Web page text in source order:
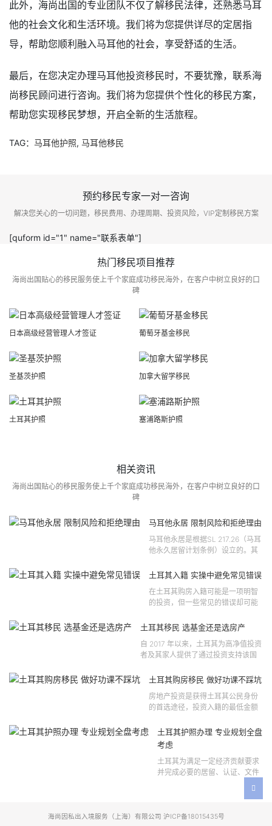
此外，海尚出国的专业团队不仅了解移民法律，还熟悉马耳
他的社会文化和生活环境。我们将为您提供详尽的定居指
导，帮助您顺利融入马耳他的社会，享受舒适的生活。
最后，在您决定办理马耳他投资移民时，不要犹豫，联系海
尚移民顾问进行咨询。我们将为您提供个性化的移民方案，
帮助您实现移民梦想，开启全新的生活旅程。
TAG： 马耳他护照, 马耳他移民
预约移民专家一对一咨询
解决您关心的一切问题，移民费用、办理周期、投资风险，VIP定制移民方案
[quform id="1" name="联系表单"]
热门移民项目推荐
海尚出国贴心的移民服务使上千个家庭成功移民海外，在客户中树立良好的口
碑
日本高级经营管理人才签证 葡萄牙基金移民
圣基茨护照 加拿大留学移民
土耳其护照 塞浦路斯护照
相关资讯
海尚出国贴心的移民服务使上千个家庭成功移民海外，在客户中树立良好的口
碑
马耳他永居 限制风险和拒绝理由
马耳他永居是根据SL 217.26（马耳
他永久居留计划条例）设立的。其
121 号法律公告，并随后根据2024
土耳其入籍 实操中避免常见错误
在土耳其购房入籍可能是一项明智
的投资，但一些常见的错误却可能
失。许多投资者轻信营销宣传或不
土耳其移民 选基金还是选房产
自 2017 年以来，土耳其为高净值投资
者及其家人提供了通过投资支持该国
会。 该计划的一大亮点在于其涵盖广
土耳其购房移民 做好功课不踩坑
房地产投资是获得土耳其公民身份
的首选途径，投资入籍的最低金额
二手房产。这一门槛自2019年调整
以来一直未变，适用于经持牌...
土耳其护照办理 专业规划全盘
考虑
土耳其为满足一定经济贡献要求
并完成必要的居留、认证、文件
者提供投资入籍途径。 土耳其护
海尚因私出入境服务（上海）有限公司 沪ICP备18015435号